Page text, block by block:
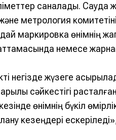
саналады. Сауда
метрология
маркировка өнімнің
немесе
негізде жүзеге
сәйкестігі
өнімнің бүкіл
кезеңдері